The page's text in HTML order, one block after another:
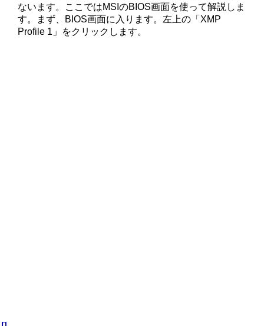
ないます。ここではMSIのBIOS画面を使って解説しま
す。まず、BIOS画面に入ります。左上の「XMP
Profile 1」をクリックします。